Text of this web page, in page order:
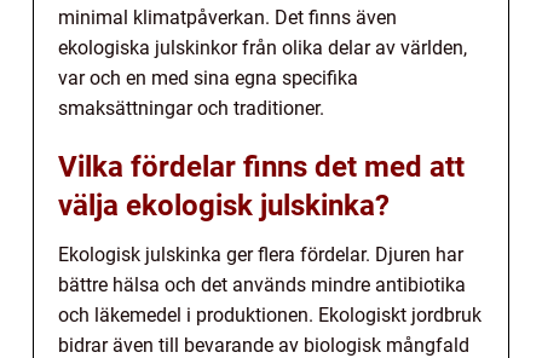
minimal klimatpåverkan. Det finns även
ekologiska julskinkor från olika delar av världen,
var och en med sina egna specifika
smaksättningar och traditioner.
Vilka fördelar finns det med att
välja ekologisk julskinka?
Ekologisk julskinka ger flera fördelar. Djuren har
bättre hälsa och det används mindre antibiotika
och läkemedel i produktionen. Ekologiskt jordbruk
bidrar även till bevarande av biologisk mångfald